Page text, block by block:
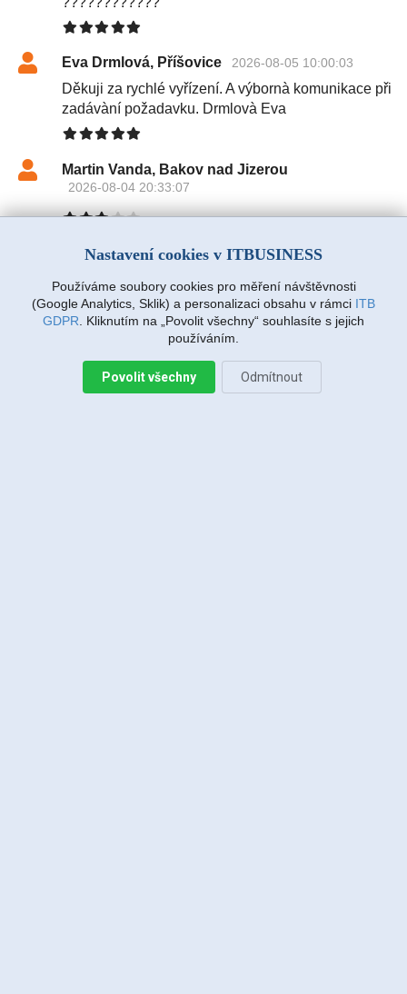
Eva Drmlová, Příšovice 2026-08-05 10:00:03
Děkuji za rychlé vyřízení. A výbornà komunikace při
zadávàní požadavku. Drmlovà Eva
Martin Vanda, Bakov nad Jizerou
2026-08-04 20:33:07
Jiří Sadílek, Liberec 2026-08-03 20:08:43
Obešlo se bez výjezdu, komunikace i navržený
postup zafungoval, vše se vyřešilo, děkuji
Miroslava Richtrová, Turnov 2026-08-03 18:54:12
Dobry den, s techniky spokojenost, příjemní,
Nastavení cookies v ITBUSINESS
Používáme soubory cookies pro měření návštěvnosti
(Google Analytics, Sklik) a personalizaci obsahu v rámci ITB
GDPR . Kliknutím na „Povolit všechny“ souhlasíte s jejich
používáním.
Povolit všechny Odmítnout